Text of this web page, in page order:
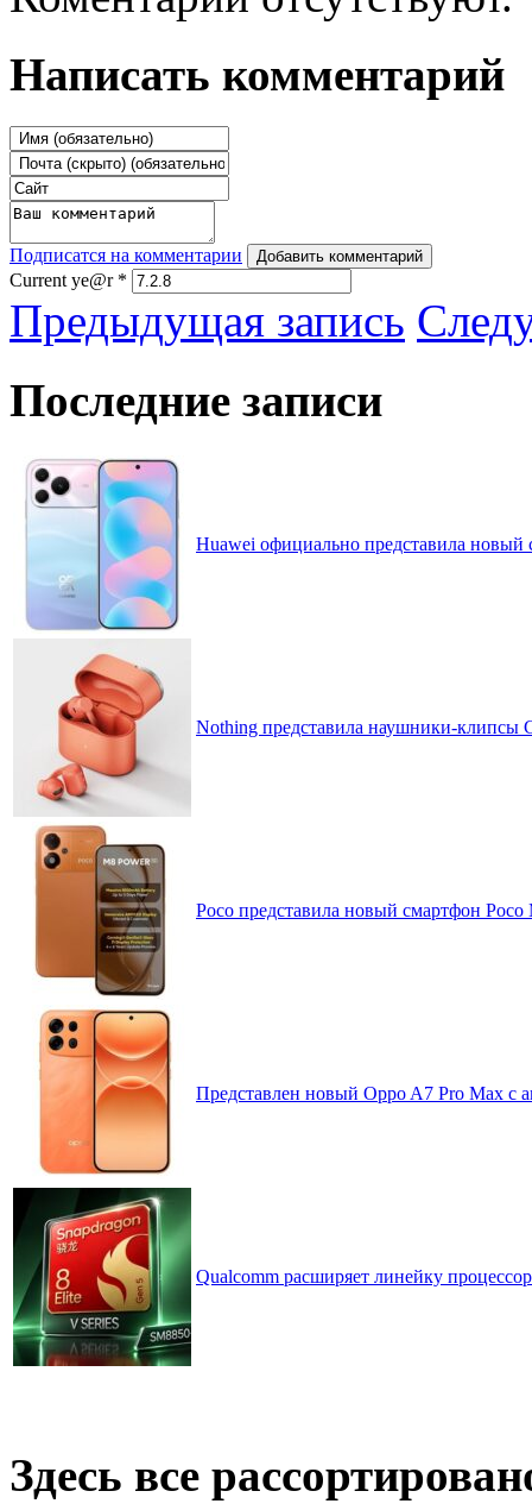
Написать комментарий
Подписатся на комментарии Добавить комментарий
Current ye@r *
Предыдущая запись
Последние записи
Huawei официально представила
Nothing представила наушники-клипсы
Poco представила новый смартфон
Представлен новый Oppo A7 Pro Max с
Qualcomm расширяет линейку
Здесь все